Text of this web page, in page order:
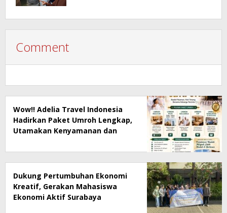
Comment
Wow!! Adelia Travel Indonesia
Hadirkan Paket Umroh Lengkap,
Utamakan Kenyamanan dan
Dukung Pertumbuhan Ekonomi
Kreatif, Gerakan Mahasiswa
Ekonomi Aktif Surabaya